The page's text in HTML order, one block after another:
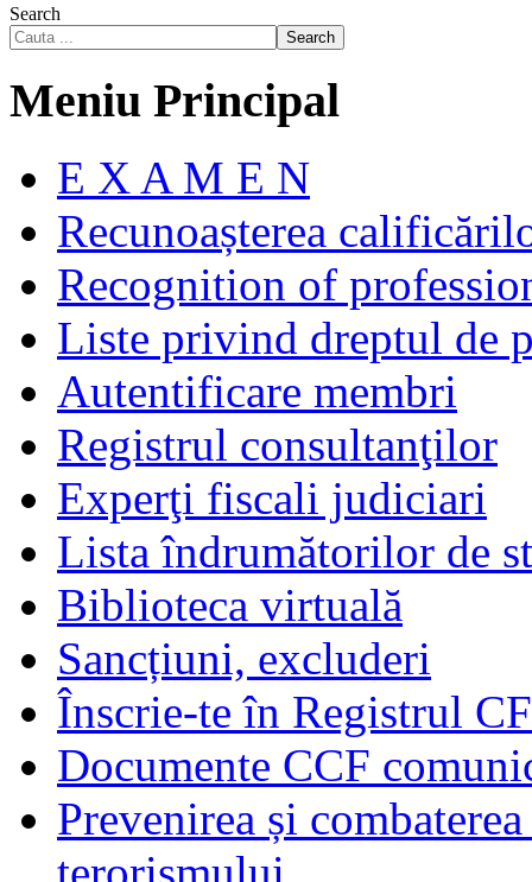
Search
Search
Meniu Principal
E X A M E N
Recunoașterea
Recognition of
Liste privind dreptul de
Autentificare membri
Registrul consultanţilor
Experţi fiscali judiciari
Lista îndrumătorilor de
Biblioteca virtuală
Sancțiuni, excluderi
Înscrie-te în Registrul
Documente CCF
Prevenirea și
terorismului